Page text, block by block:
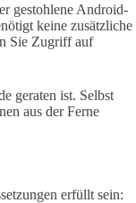
gestohlene Android-
keine zusätzliche
Sie Zugriff auf
geraten ist. Selbst
aus der Ferne
erfüllt sein: